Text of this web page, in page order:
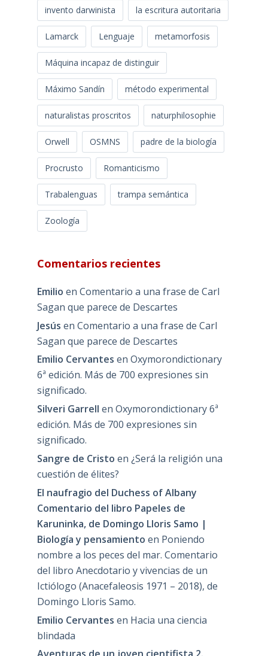
invento darwinista la escritura autoritaria
Lamarck Lenguaje metamorfosis
Máquina incapaz de distinguir
Máximo Sandín método experimental
naturalistas proscritos naturphilosophie
Orwell OSMNS padre de la biología
Procrusto Romanticismo
Trabalenguas trampa semántica
Zoología
Comentarios recientes
Emilio en Comentario a una frase de Carl
Sagan que parece de Descartes
Jesús en Comentario a una frase de Carl
Sagan que parece de Descartes
Emilio Cervantes en Oxymorondictionary
6ª edición. Más de 700 expresiones sin
significado.
Silveri Garrell en Oxymorondictionary 6ª
edición. Más de 700 expresiones sin
significado.
Sangre de Cristo en ¿Será la religión una
cuestión de élites?
El naufragio del Duchess of Albany
Comentario del libro Papeles de
Karuninka, de Domingo Lloris Samo |
Biología y pensamiento en Poniendo
nombre a los peces del mar. Comentario
del libro Anecdotario y vivencias de un
Ictiólogo (Anacefaleosis 1971 – 2018), de
Domingo Lloris Samo.
Emilio Cervantes en Hacia una ciencia
blindada